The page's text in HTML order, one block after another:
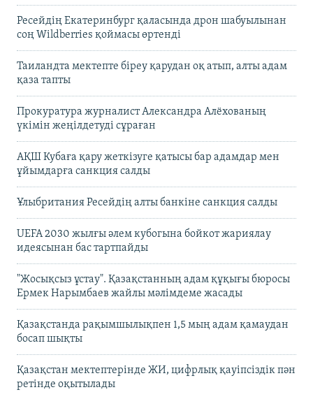
Ресейдің Екатеринбург қаласында дрон шабуылынан
соң Wildberries қоймасы өртенді
Таиландта мектепте біреу қарудан оқ атып, алты адам
қаза тапты
Прокуратура журналист Александра Алёхованың
үкімін жеңілдетуді сұраған
АҚШ Кубаға қару жеткізуге қатысы бар адамдар мен
ұйымдарға санкция салды
Ұлыбритания Ресейдің алты банкіне санкция салды
UEFA 2030 жылғы әлем кубогына бойкот жариялау
идеясынан бас тартпайды
"Жосықсыз ұстау". Қазақстанның адам құқығы бюросы
Ермек Нарымбаев жайлы мәлімдеме жасады
Қазақстанда рақымшылықпен 1,5 мың адам қамаудан
босап шықты
Қазақстан мектептерінде ЖИ, цифрлық қауіпсіздік пән
ретінде оқытылады